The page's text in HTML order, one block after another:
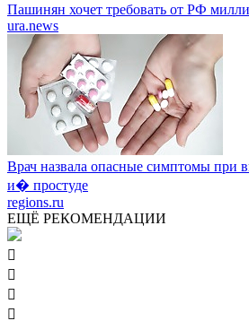
Пашинян хочет требовать от РФ
ura.news
Врач назвала опасные симптомы при
и� простуде
regions.ru
ЕЩЁ РЕКОМЕНДАЦИИ



